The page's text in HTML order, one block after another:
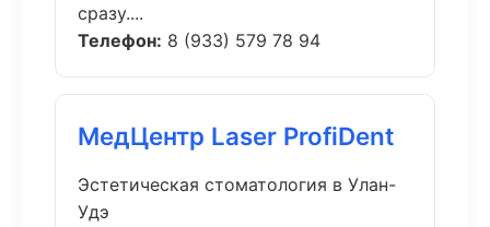
сразу....
Телефон: 8 (933) 579 78 94
МедЦентр Laser ProfiDent
Эстетическая стоматология в Улан-
Удэ